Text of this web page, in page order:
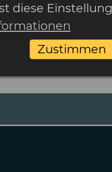
diese Einstellung
Zustimmen